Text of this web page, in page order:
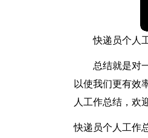
快递员个人
总结就是对
以使我们更有效
人工作总结，欢
快递员个人工作